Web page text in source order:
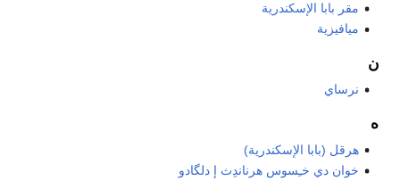
مقر بابا الإسكندرية
ميافيزية
ن
نرساي
ه
هرقل (بابا الإسكندرية)
خوان دي خـِسوس هرناندِث إ دلگادو